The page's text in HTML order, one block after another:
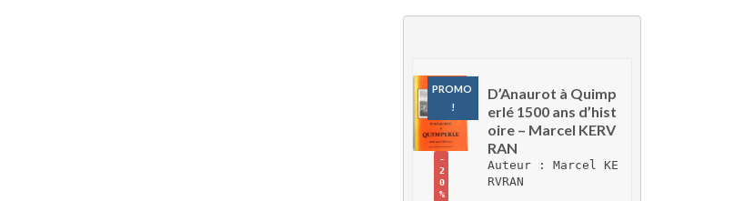
PROMO
!
-
2
0
%
D’Anaurot à Quimp
erlé 1500 ans d’hist
oire – Marcel KERV
RAN
Auteur : Marcel KE
RVRAN